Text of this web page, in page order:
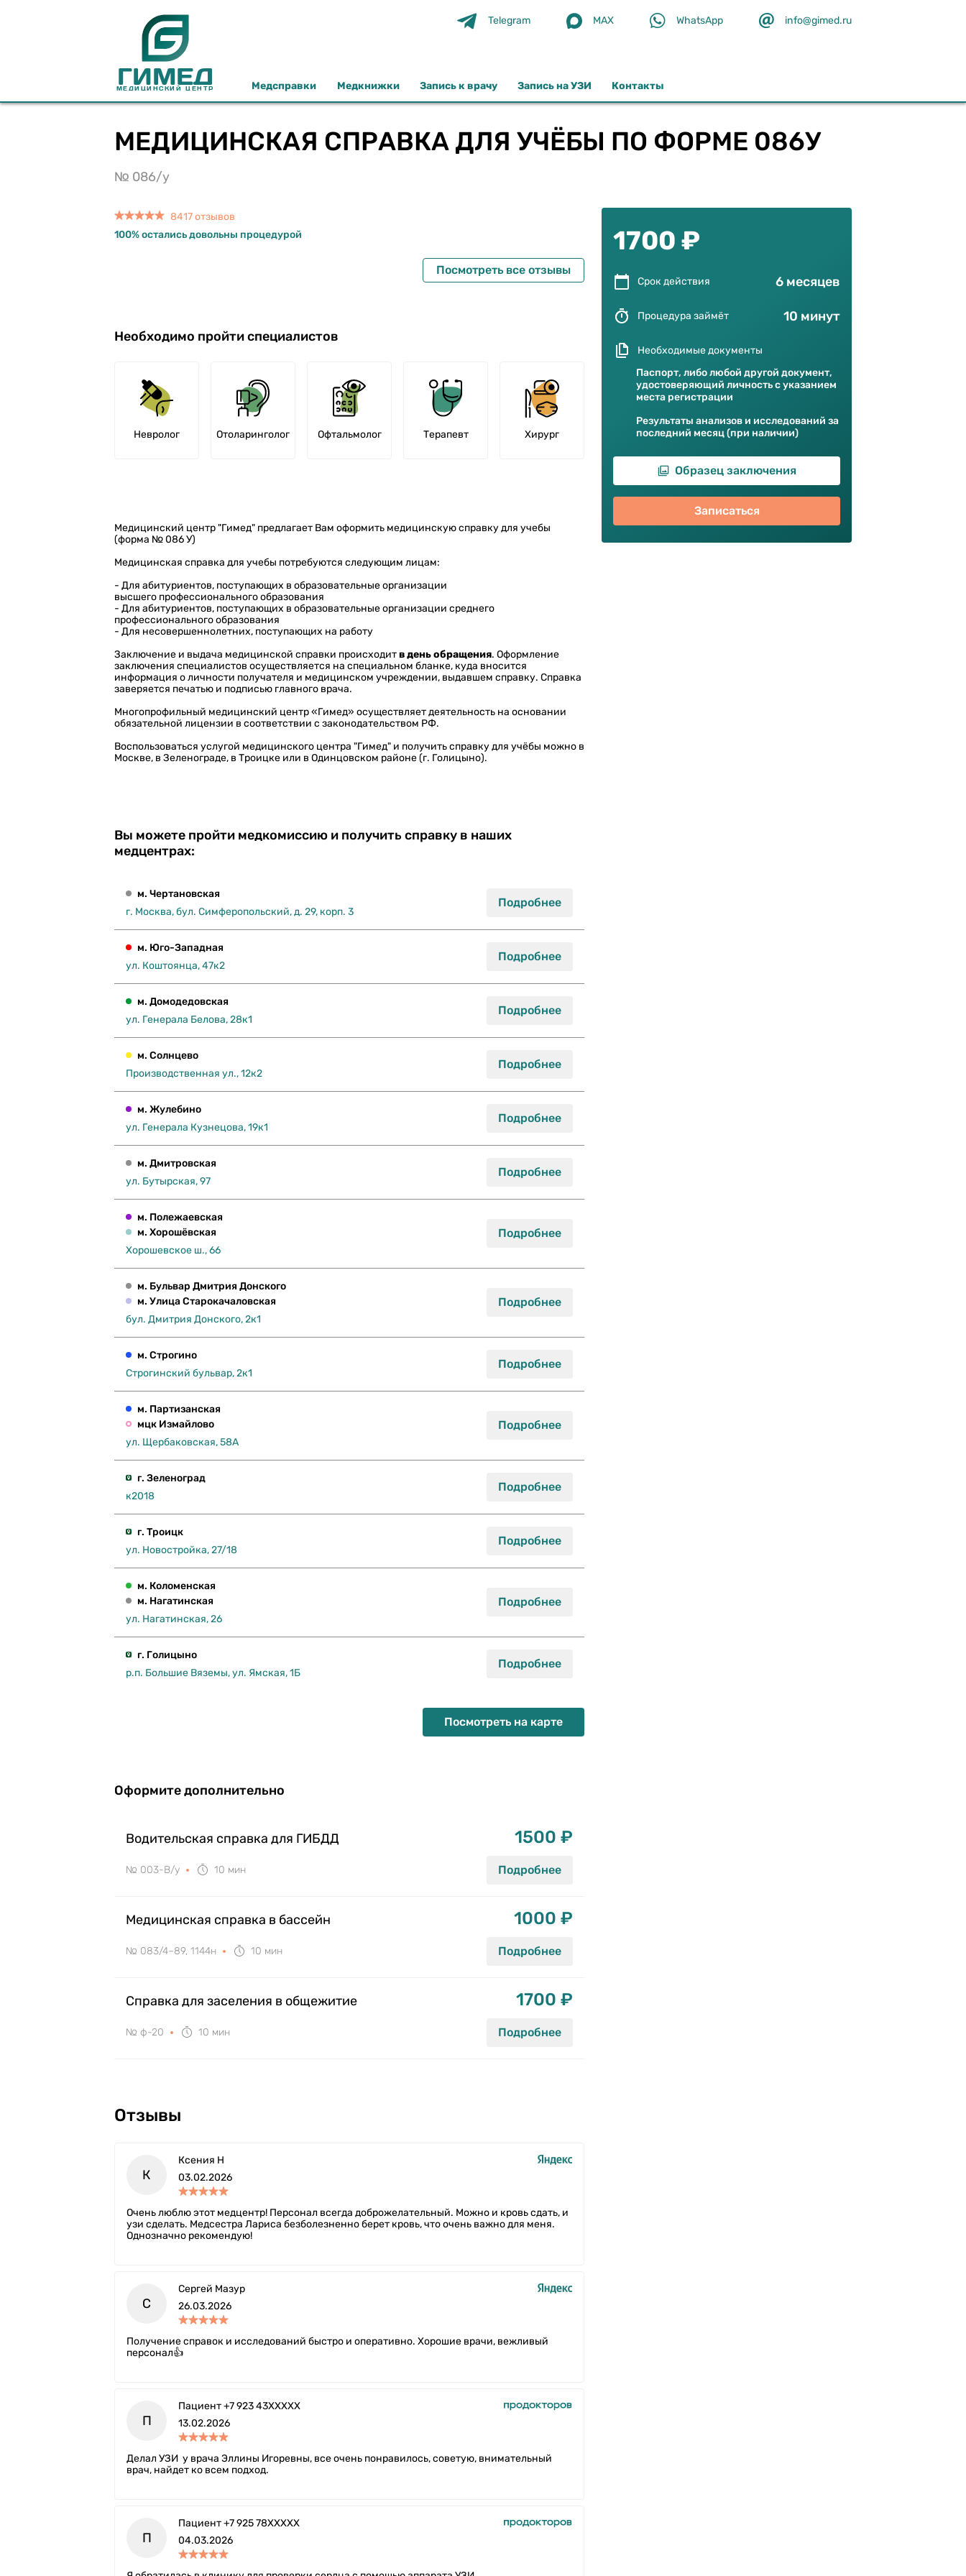
ГИМЕД
МЕДИЦИНСКИЙ ЦЕНТР
 Telegram MAX  WhatsApp  info@gimed.ru
Медсправки Медкнижки Запись к врачу Запись на УЗИ Контакты
МЕДИЦИНСКАЯ СПРАВКА ДЛЯ УЧЁБЫ ПО ФОРМЕ 086У
№ 086/у
8417 отзывов
100% остались довольны процедурой
Посмотреть все отзывы
1700 ₽
Срок действия 6 месяцев
Процедура займёт 10 минут
Необходимые документы
Паспорт, либо любой другой документ,
удостоверяющий личность с указанием
места регистрации
Результаты анализов и исследований за
последний месяц (при наличии)
Образец заключения
Записаться
Необходимо пройти специалистов
Невролог Отоларинголог Офтальмолог Терапевт Хирург
Медицинский центр "Гимед" предлагает Вам оформить медицинскую справку для учебы
(форма № 086 У)
Медицинская справка для учебы потребуются следующим лицам:
- Для абитуриентов, поступающих в образовательные организации
высшего профессионального образования
- Для абитуриентов, поступающих в образовательные организации среднего
профессионального образования
- Для несовершеннолетних, поступающих на работу
Заключение и выдача медицинской справки происходитв день обращения. Оформление
заключения специалистов осуществляется на специальном бланке, куда вносится
информация о личности получателя и медицинском учреждении, выдавшем справку. Справка
заверяется печатью и подписью главного врача.
Многопрофильный медицинский центр «Гимед» осуществляет деятельность на основании
обязательной лицензии в соответствии с законодательством РФ.
Воспользоваться услугой медицинского центра "Гимед" и получить справку для учёбы можно в
Москве, в Зеленограде, в Троицке или в Одинцовском районе (г. Голицыно).
Вы можете пройти медкомиссию и получить справку в наших
медцентрах:
м. Чертановская
г. Москва, бул. Симферопольский, д. 29, корп. 3
м. Юго-Западная
ул. Коштоянца, 47к2
м. Домодедовская
ул. Генерала Белова, 28к1
м. Солнцево
Производственная ул., 12к2
м. Жулебино
ул. Генерала Кузнецова, 19к1
м. Дмитровская
ул. Бутырская, 97
м. Полежаевская
м. Хорошёвская
Хорошевское ш., 66
м. Бульвар Дмитрия Донского
м. Улица Старокачаловская
бул. Дмитрия Донского, 2к1
м. Строгино
Строгинский бульвар, 2к1
м. Партизанская
мцк Измайлово
ул. Щербаковская, 58А
г. Зеленоград
к2018
г. Троицк
ул. Новостройка, 27/18
м. Коломенская
м. Нагатинская
ул. Нагатинская, 26
г. Голицыно
р.п. Большие Вяземы, ул. Ямская, 1Б
Посмотреть на карте
Оформите дополнительно
Водительская справка для ГИБДД 1500 ₽
№ 003-В/у 10 мин Подробнее
Медицинская справка в бассейн 1000 ₽
№ 083/4–89, 1144н 10 мин Подробнее
Справка для заселения в общежитие 1700 ₽
№ ф-20 10 мин Подробнее
Отзывы
К
Ксения Н
03.02.2026
Очень люблю этот медцентр! Персонал всегда доброжелательный. Можно и кровь сдать, и
узи сделать. Медсестра Лариса безболезненно берет кровь, что очень важно для меня.
Однозначно рекомендую!
С
Сергей Мазур
26.03.2026
Получение справок и исследований быстро и оперативно. Хорошие врачи, вежливый
персонал👍
П
Пациент +7 923 43XXXXX
13.02.2026
Делал УЗИ ​ у врача Эллины Игоревны, все очень понравилось, советую, внимательный
врач, найдет ко всем подход.
П
Пациент +7 925 78XXXXX
04.03.2026